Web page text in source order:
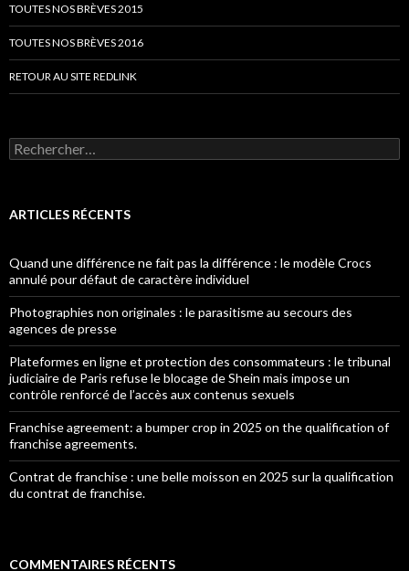
TOUTES NOS BRÈVES 2015
TOUTES NOS BRÈVES 2016
RETOUR AU SITE REDLINK
Rechercher :
ARTICLES RÉCENTS
Quand une différence ne fait pas la différence : le modèle Crocs
annulé pour défaut de caractère individuel
Photographies non originales : le parasitisme au secours des
agences de presse
Plateformes en ligne et protection des consommateurs : le tribunal
judiciaire de Paris refuse le blocage de Shein mais impose un
contrôle renforcé de l’accès aux contenus sexuels
Franchise agreement: a bumper crop in 2025 on the qualification of
franchise agreements.
Contrat de franchise : une belle moisson en 2025 sur la qualification
du contrat de franchise.
COMMENTAIRES RÉCENTS